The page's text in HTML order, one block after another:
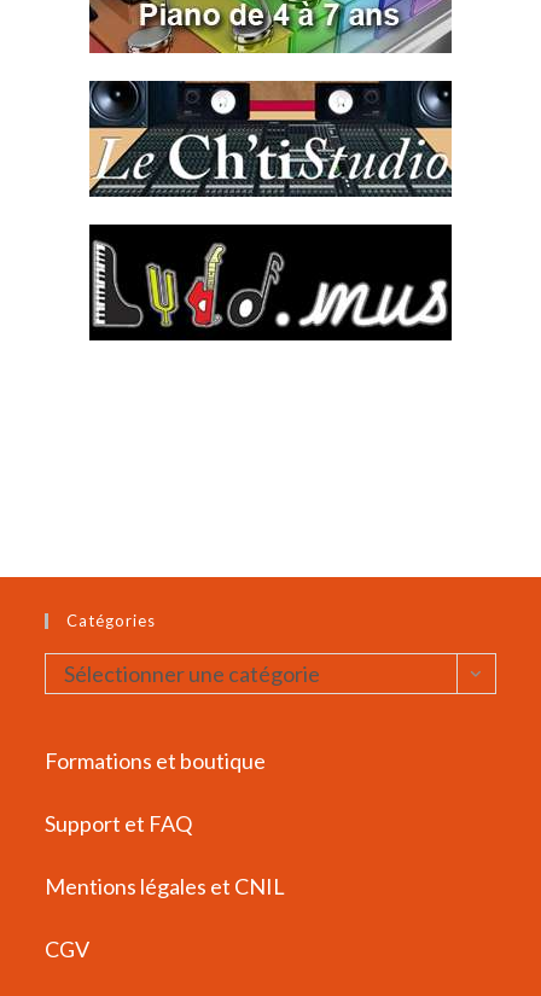
Catégories
Catégories
Sélectionner une catégorie
Formations et boutique
Support et FAQ
Mentions légales et CNIL
CGV